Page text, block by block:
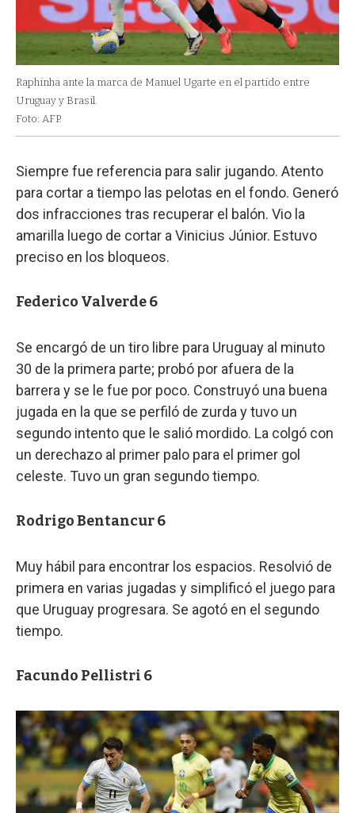
Raphinha ante la marca de Manuel Ugarte en el partido entre
Uruguay y Brasil.
Foto: AFP.
Siempre fue referencia para salir jugando. Atento
para cortar a tiempo las pelotas en el fondo. Generó
dos infracciones tras recuperar el balón. Vio la
amarilla luego de cortar a Vinicius Júnior. Estuvo
preciso en los bloqueos.
Federico Valverde 6
Se encargó de un tiro libre para Uruguay al minuto
30 de la primera parte; probó por afuera de la
barrera y se le fue por poco. Construyó una buena
jugada en la que se perfiló de zurda y tuvo un
segundo intento que le salió mordido. La colgó con
un derechazo al primer palo para el primer gol
celeste. Tuvo un gran segundo tiempo.
Rodrigo Bentancur 6
Muy hábil para encontrar los espacios. Resolvió de
primera en varias jugadas y simplificó el juego para
que Uruguay progresara. Se agotó en el segundo
tiempo.
Facundo Pellistri 6